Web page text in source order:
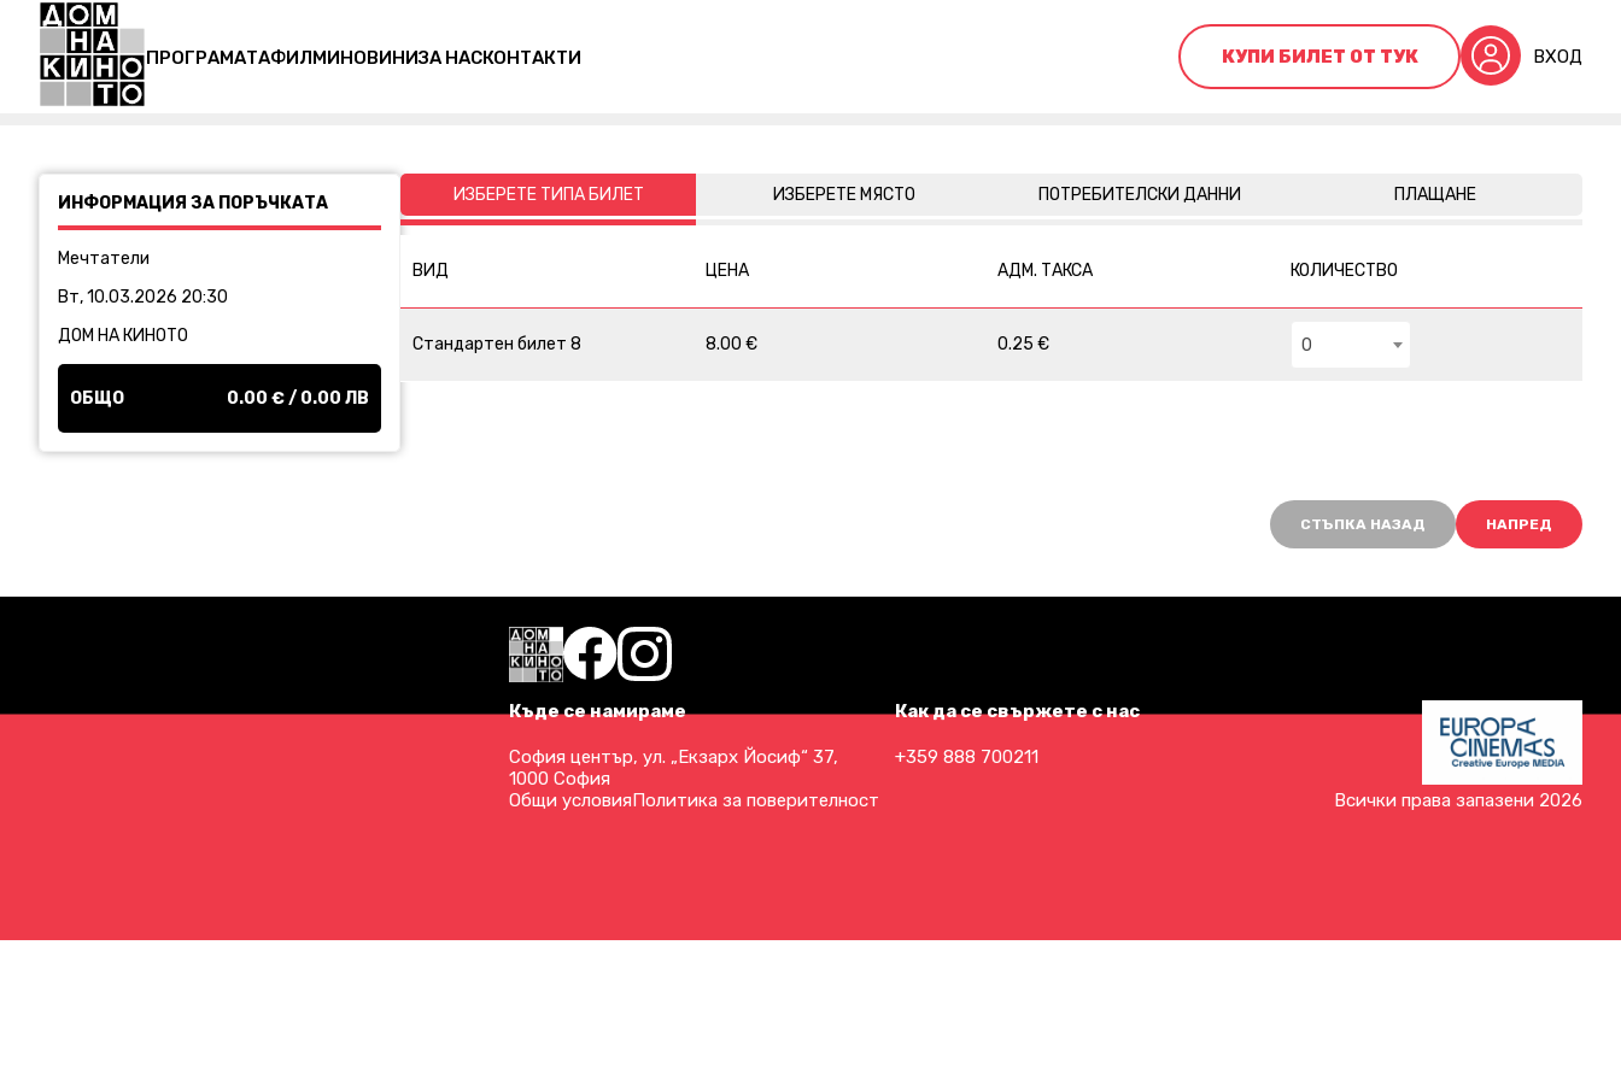
ПРОГРАМАТАФИЛМИНОВИНИЗА НАСКОНТАКТИ КУПИ БИЛЕТ ОТ ТУК ВХОД
ИНФОРМАЦИЯ ЗА ПОРЪЧКАТА
Мечтатели
Вт, 10.03.2026 20:30
ДОМ НА КИНОТО
ОБЩО 0.00 € / 0.00 ЛВ
ИЗБЕРЕТЕ ТИПА БИЛЕТ ИЗБЕРЕТЕ МЯСТО ПОТРЕБИТЕЛСКИ ДАННИ ПЛАЩАНЕ
ВИД ЦЕНА АДМ. ТАКСА КОЛИЧЕСТВО
Стандартен билет 8 8.00 € 0.25 € 0
СТЪПКА НАЗАД НАПРЕД
Къде се намираме
София център, ул. „Екзарх Йосиф“ 37,
1000 София
Как да се свържете с нас
+359 888 700211
Общи условияПолитика за поверителност Всички права запазени 2026